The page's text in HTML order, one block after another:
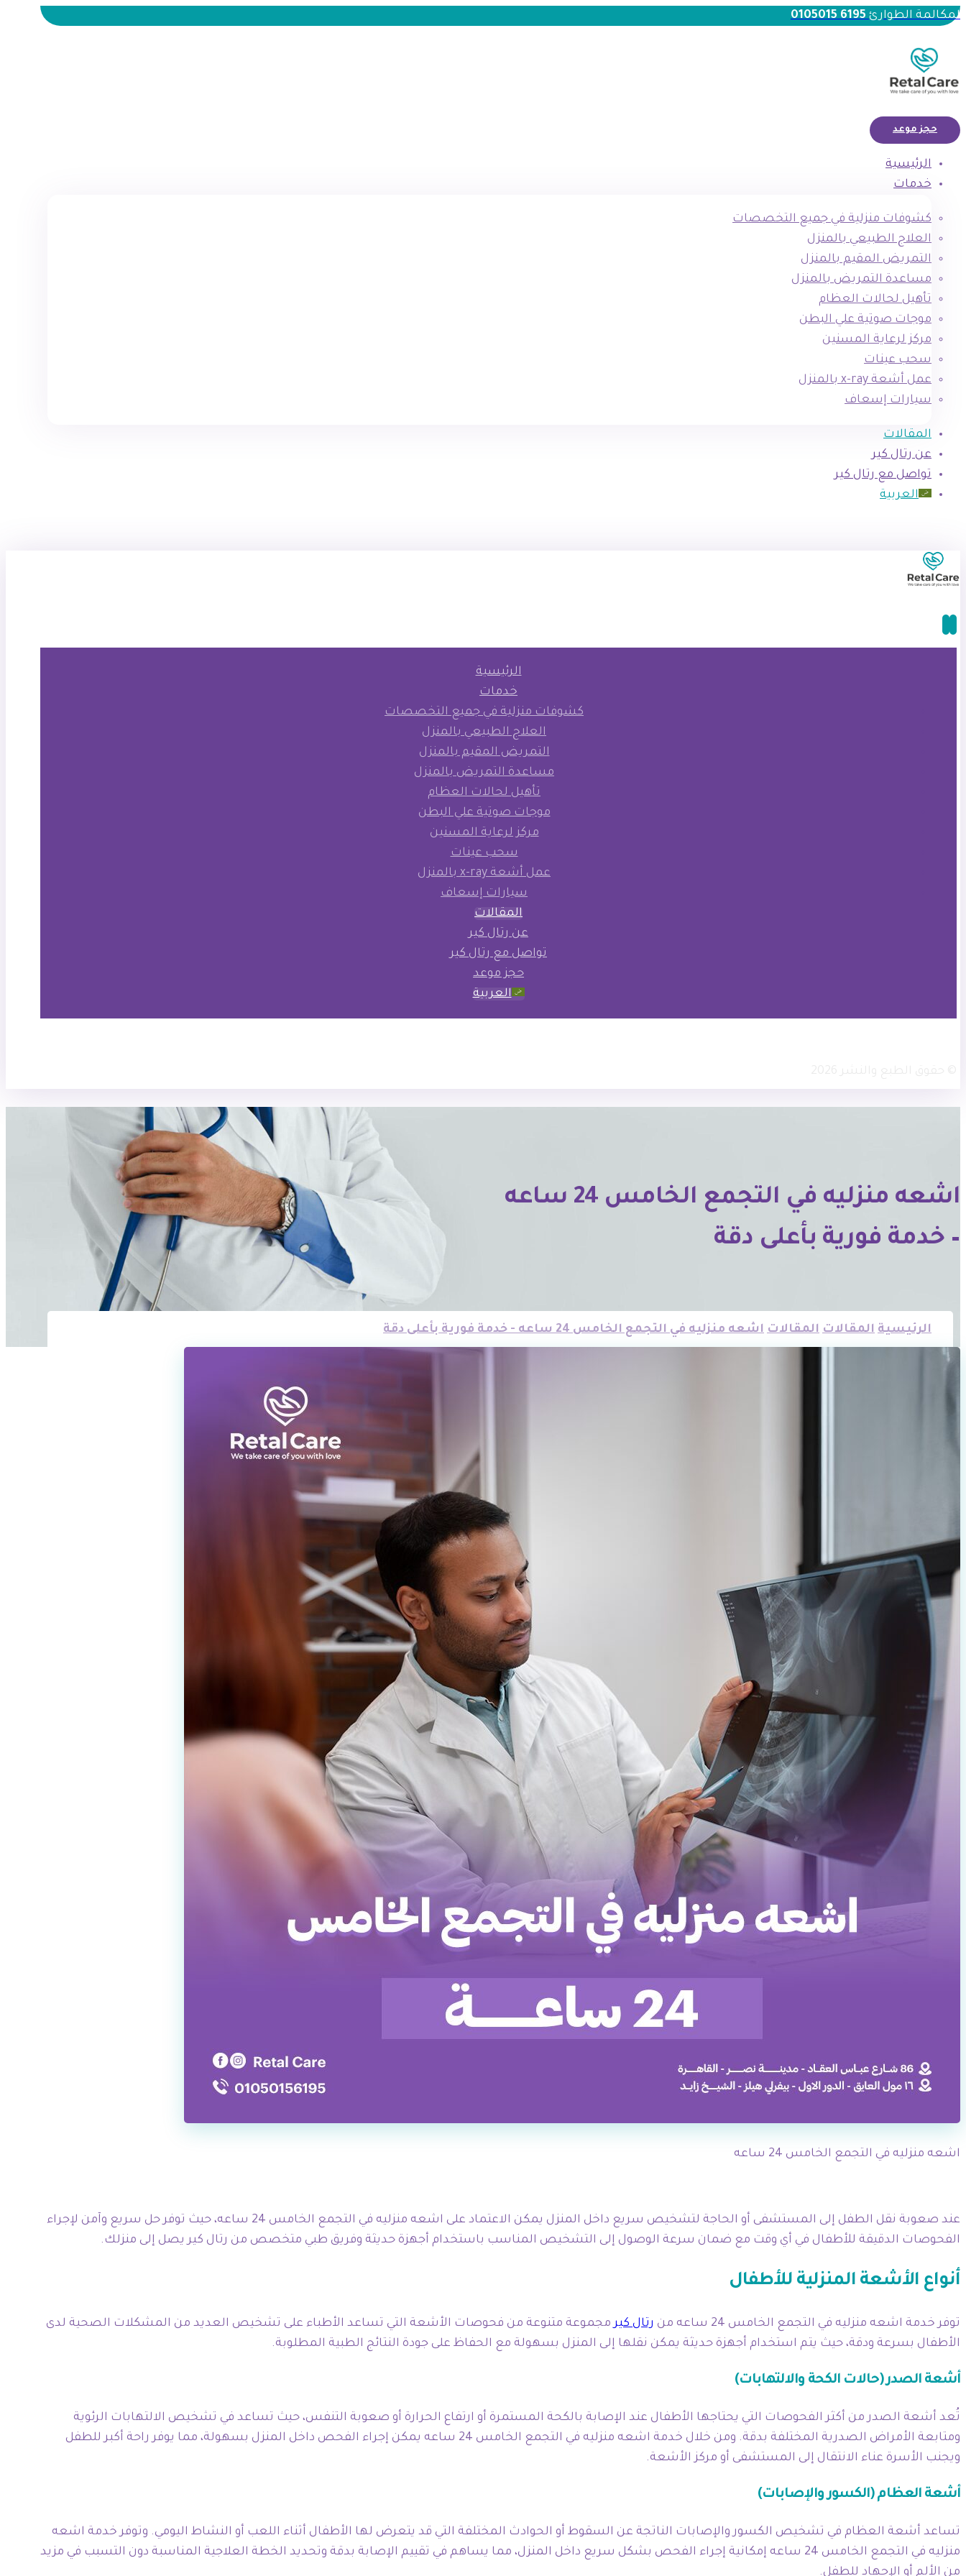
لمكالمة الطوارئ6195 0105015
حجز موعد
الرئيسية
خدمات
كشوفات منزلية في جميع التخصصات
العلاج الطبيعي بالمنزل
التمريض المقيم بالمنزل
مساعدة التمريض بالمنزل
تأهيل لحالات العظام
موجات صوتية علي البطن
مركز لرعاية المسنين
سحب عينات
عمل أشعة x-ray بالمنزل
سيارات إسعاف
المقالات
عن رتال كير
تواصل مع رتال كير
العربية
الرئيسية
خدمات
كشوفات منزلية في جميع التخصصات
العلاج الطبيعي بالمنزل
التمريض المقيم بالمنزل
مساعدة التمريض بالمنزل
تأهيل لحالات العظام
موجات صوتية علي البطن
مركز لرعاية المسنين
سحب عينات
عمل أشعة x-ray بالمنزل
سيارات إسعاف
المقالات
عن رتال كير
تواصل مع رتال كير
حجز موعد
العربية
اشعه منزليه في التجمع الخامس 24 ساعه
– خدمة فورية بأعلى دقة
الرئيسية المقالات المقالات اشعه منزليه في التجمع الخامس 24 ساعه - خدمة فورية بأعلى دقة
اشعه منزليه في التجمع الخامس 24 ساعه
عند صعوبة نقل الطفل إلى المستشفى أو الحاجة لتشخيص سريع داخل المنزل يمكن الاعتماد على اشعه منزليه في التجمع الخامس 24 ساعه، حيث توفر حل سريع وآمن لإجراء
الفحوصات الدقيقة للأطفال في أي وقت مع ضمان سرعة الوصول إلى التشخيص المناسب باستخدام أجهزة حديثة وفريق طبي متخصص من رتال كير يصل إلى منزلك.
أنواع الأشعة المنزلية للأطفال
توفر خدمة اشعه منزليه في التجمع الخامس 24 ساعه من رتال كيرمجموعة متنوعة من فحوصات الأشعة التي تساعد الأطباء على تشخيص العديد من المشكلات الصحية لدى
الأطفال بسرعة ودقة، حيث يتم استخدام أجهزة حديثة يمكن نقلها إلى المنزل بسهولة مع الحفاظ على جودة النتائج الطبية المطلوبة.
أشعة الصدر (حالات الكحة والالتهابات)
تُعد أشعة الصدر من أكثر الفحوصات التي يحتاجها الأطفال عند الإصابة بالكحة المستمرة أو ارتفاع الحرارة أو صعوبة التنفس، حيث تساعد في تشخيص الالتهابات الرئوية
ومتابعة الأمراض الصدرية المختلفة بدقة. ومن خلال خدمة اشعه منزليه في التجمع الخامس 24 ساعه يمكن إجراء الفحص داخل المنزل بسهولة، مما يوفر راحة أكبر للطفل
ويجنب الأسرة عناء الانتقال إلى المستشفى أو مركز الأشعة.
أشعة العظام (الكسور والإصابات)
تساعد أشعة العظام في تشخيص الكسور والإصابات الناتجة عن السقوط أو الحوادث المختلفة التي قد يتعرض لها الأطفال أثناء اللعب أو النشاط اليومي. وتوفر خدمة اشعه
منزليه في التجمع الخامس 24 ساعه إمكانية إجراء الفحص بشكل سريع داخل المنزل، مما يساهم في تقييم الإصابة بدقة وتحديد الخطة العلاجية المناسبة دون التسبب في مزيد
من الألم أو الإجهاد للطفل.